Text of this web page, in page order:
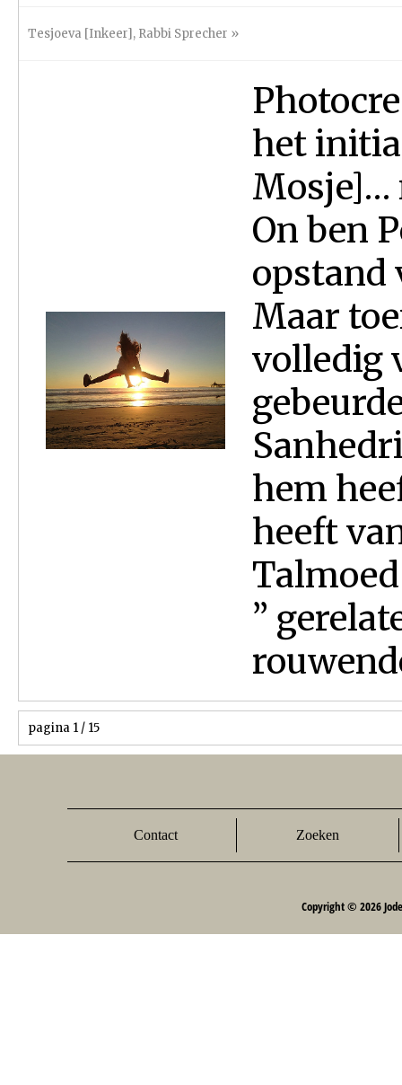
Tesjoeva [Inkeer], Rabbi Sprecher »
het
Mosje]…
On ben
opstand
Maar
volledig
hem
heeft
”
pagina 1 / 15
Contact Zoeken
Copyright © 2026